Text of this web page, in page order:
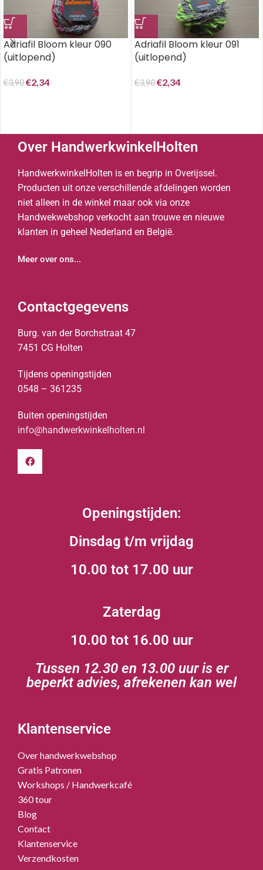
Adriafil Bloom kleur 090
(uitlopend)
€3,90€2,34
Adriafil Bloom kleur 091
(uitlopend)
€3,90€2,34
Over HandwerkwinkelHolten
HandwerkwinkelHolten is en begrip in Overijssel.
Producten uit onze verschillende afdelingen worden
niet alleen in de winkel maar ook via onze
Handwekwebshop verkocht aan trouwe en nieuwe
klanten in geheel Nederland en België.
Meer over ons...
Contactgegevens
Burg. van der Borchstraat 47
7451 CG Holten
Tijdens openingstijden
0548 – 361235
Buiten openingstijden
info@handwerkwinkelholten.nl
Openingstijden:
Dinsdag t/m vrijdag
10.00 tot 17.00 uur
Zaterdag
10.00 tot 16.00 uur
Tussen 12.30 en 13.00 uur is er
beperkt advies, afrekenen kan wel
Klantenservice
Over handwerkwebshop
Gratis Patronen
Workshops / Handwerkcafé
360 tour
Blog
Contact
Klantenservice
Verzendkosten